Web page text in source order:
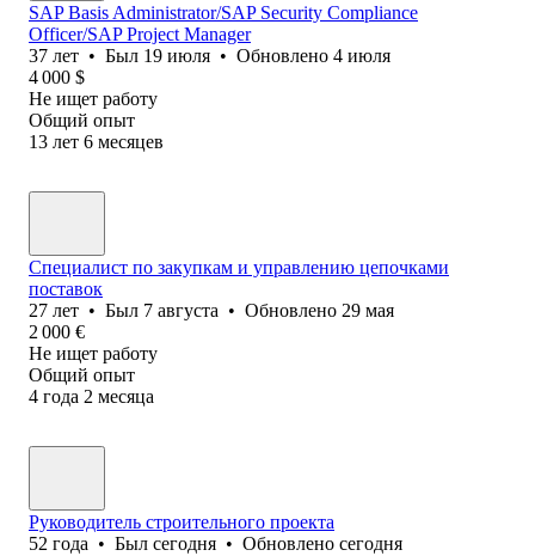
SAP Basis Administrator/SAP Security Compliance
Officer/SAP Project Manager
37 лет • Был 19 июля • Обновлено 4 июля
4 000 $
Не ищет работу
Общий опыт
13 лет 6 месяцев
Специалист по закупкам и управлению цепочками
поставок
27 лет • Был 7 августа • Обновлено 29 мая
2 000 €
Не ищет работу
Общий опыт
4 года 2 месяца
Руководитель строительного проекта
52 года • Был сегодня • Обновлено сегодня